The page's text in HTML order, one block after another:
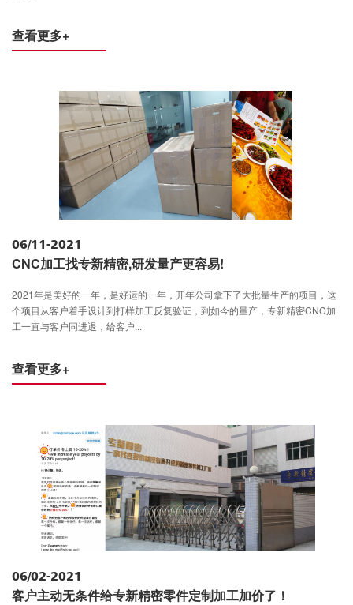
查看更多+
06/11-2021
CNC加工找专新精密,研发量产更容易!
2021年是美好的一年，是好运的一年，开年公司拿下了大批量生产的项目，这
个项目从客户着手设计到打样加工反复验证，到如今的量产，专新精密CNC加
工一直与客户同进退，给客户...
查看更多+
06/02-2021
客户主动无条件给专新精密零件定制加工加价了！